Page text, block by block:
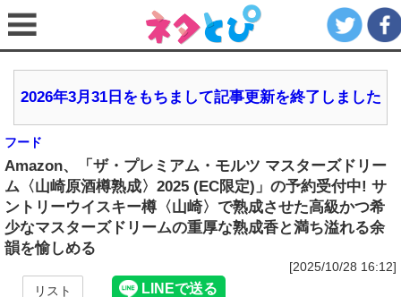
2026年3月31日をもちまして記事更新を終了しました
フード
Amazon、「ザ・プレミアム・モルツ マスターズドリー
ム〈山崎原酒樽熟成〉2025 (EC限定)」の予約受付中! サ
ントリーウイスキー樽〈山崎〉で熟成させた高級かつ希
少なマスターズドリームの重厚な熟成香と満ち溢れる余
韻を愉しめる
[2025/10/28 16:12]
リスト